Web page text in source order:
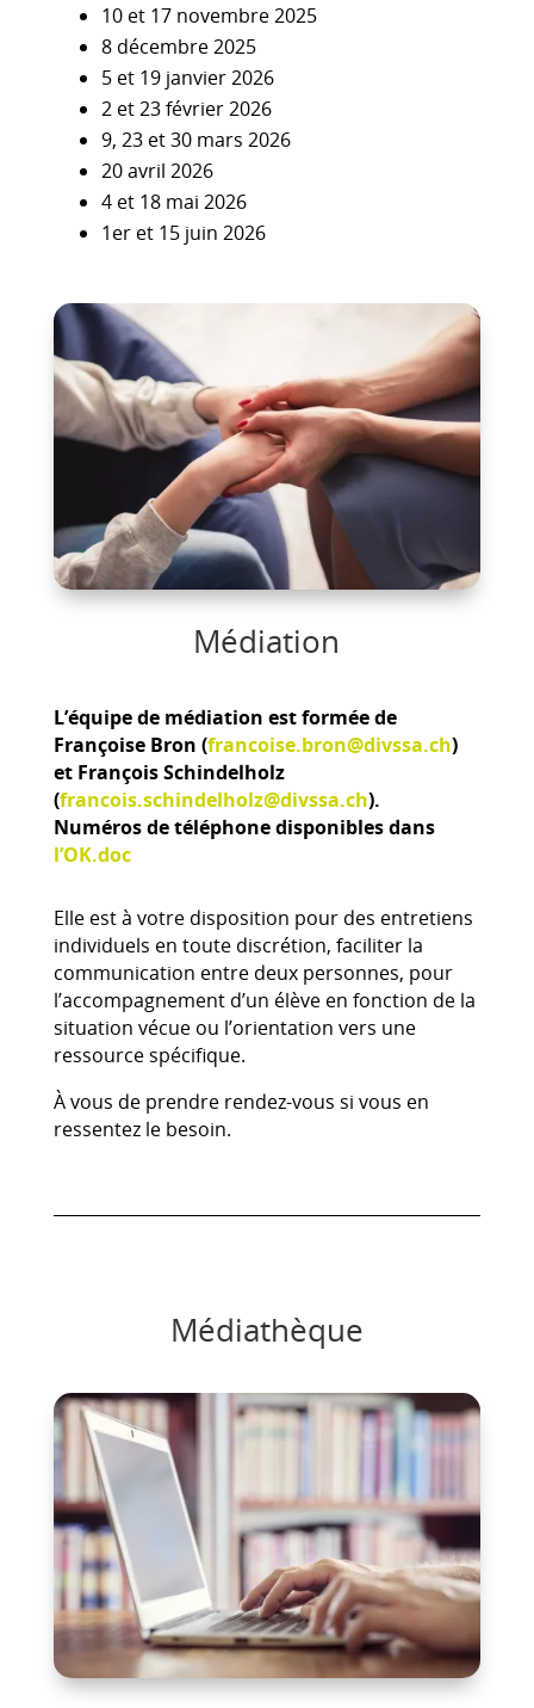
10 et 17 novembre 2025
8 décembre 2025
5 et 19 janvier 2026
2 et 23 février 2026
9, 23 et 30 mars 2026
20 avril 2026
4 et 18 mai 2026
1er et 15 juin 2026
Médiation
L’équipe de médiation est formée de
Françoise Bron (francoise.bron@divssa.ch)
et François Schindelholz
(francois.schindelholz@divssa.ch).
Numéros de téléphone disponibles dans
l’OK.doc
Elle est à votre disposition pour des entretiens
individuels en toute discrétion, faciliter la
communication entre deux personnes, pour
l’accompagnement d’un élève en fonction de la
situation vécue ou l’orientation vers une
ressource spécifique.
À vous de prendre rendez-vous si vous en
ressentez le besoin.
Médiathèque